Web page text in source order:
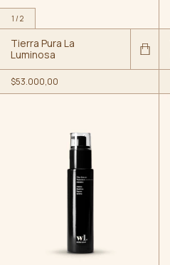
1 /2
Tierra Pura La
Luminosa
$53.000,00